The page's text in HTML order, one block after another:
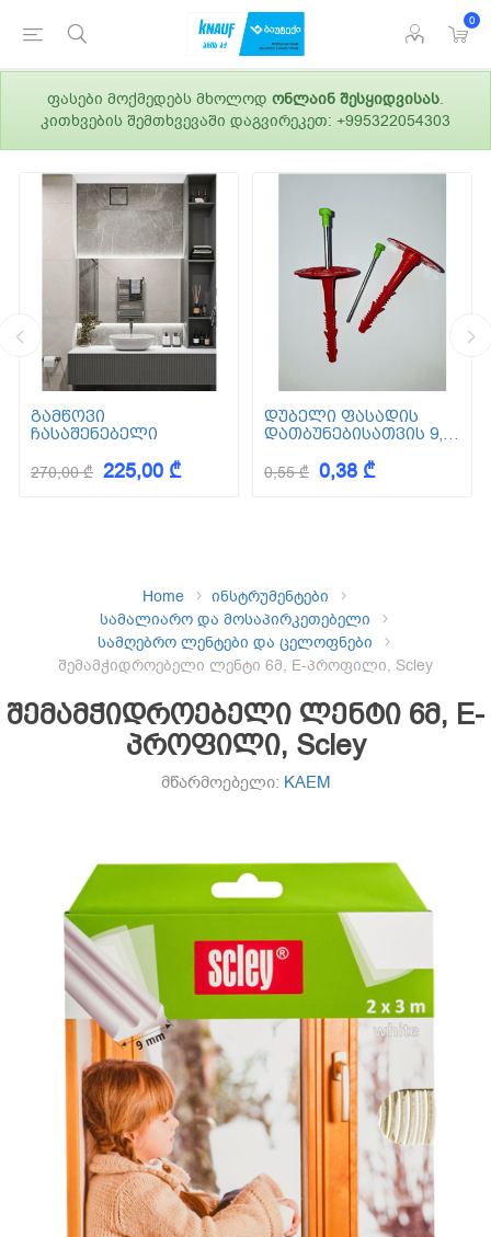
0
ფასები მოქმედებს მხოლოდ ონლაინ შესყიდვისას.
კითხვების შემთხვევაში დაგვირეკეთ: +995322054303
გამწოვი
ჩასაშენებელი
270,00 ₾ 225,00 ₾
დუბელი ფასადის
დათბუნებისათვის 9,5
0,55 ₾ 0,38 ₾
Home
ინსტრუმენტები
სამალიარო და მოსაპირკეთებელი
სამღებრო ლენტები და ცელოფნები
შემამჭიდროებელი ლენტი 6მ, E-პროფილი, Scley
შემამჭიდროებელი ლენტი 6მ, E-
პროფილი, Scley
მწარმოებელი: KAEM